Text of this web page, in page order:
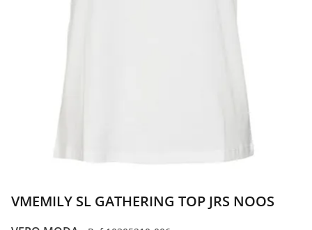
VMEMILY SL GATHERING TOP JRS NOOS